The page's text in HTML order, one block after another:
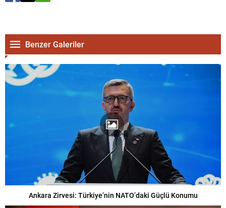
Benzer Galeriler
Ankara Zirvesi: Türkiye’nin NATO’daki Güçlü Konumu